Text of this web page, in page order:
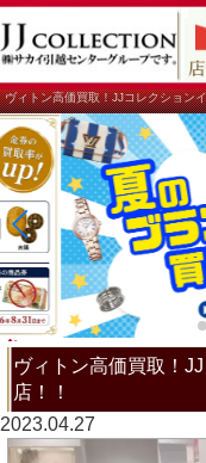
ヴィトン高価買取！JJコレクション
ヴィトン高価買取！JJコレクションイオンモール鶴見緑地
店！！
2023.04.27